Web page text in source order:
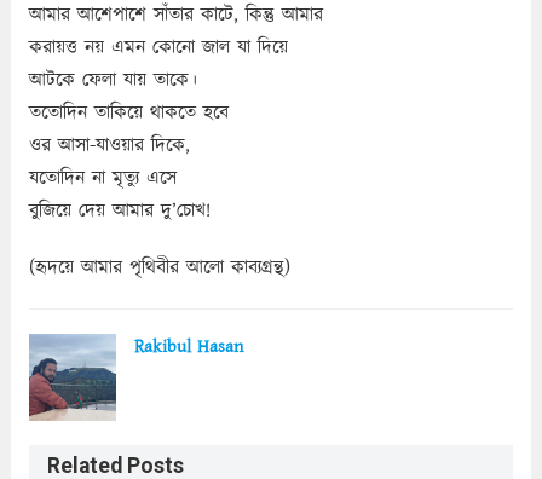
আমার আশেপাশে সাঁতার কাটে, কিন্তু আমার
করায়ত্ত নয় এমন কোনো জাল যা দিয়ে
আটকে ফেলা যায় তাকে।
ততোদিন তাকিয়ে থাকতে হবে
ওর আসা-যাওয়ার দিকে,
যতোদিন না মৃত্যু এসে
বুজিয়ে দেয় আমার দু’চোখ!
(হৃদয়ে আমার পৃথিবীর আলো কাব্যগ্রন্থ)
Rakibul Hasan
Related Posts